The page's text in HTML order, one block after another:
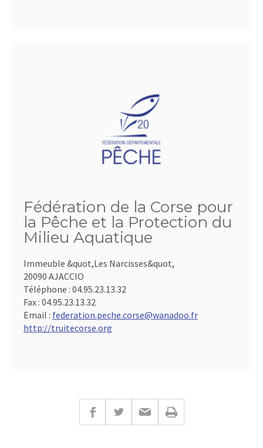
Fédération de la Corse pour
la Pêche et la Protection du
Milieu Aquatique
Immeuble &quot,Les Narcisses&quot,
20090 AJACCIO
Téléphone : 04.95.23.13.32
Fax : 04.95.23.13.32
Email : federation.peche.corse@wanadoo.fr
http://truitecorse.org